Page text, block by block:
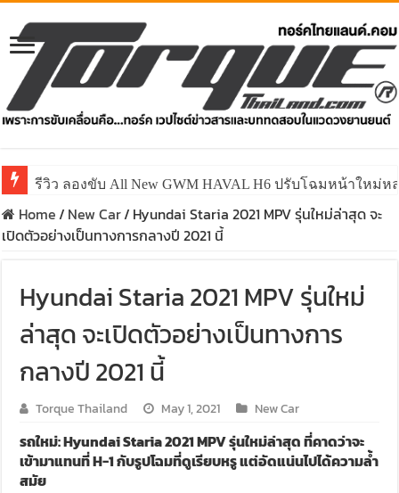
รีวิว ลองขับ All New GWM HAVAL H6 ปรับโฉมหน้าใหม่
Home/ New Car/ Hyundai Staria 2021 MPV รุ่นใหม่ล่าสุด จะ
เปิดตัวอย่างเป็นทางการกลางปี 2021 นี้
Hyundai Staria 2021 MPV รุ่นใหม่
ล่าสุด จะเปิดตัวอย่างเป็นทางการ
กลางปี 2021 นี้
Torque Thailand May 1, 2021 New Car
รถใหม่: Hyundai Staria 2021 MPV รุ่นใหม่ล่าสุด ที่คาดว่าจะ
เข้ามาแทนที่ H-1 กับรูปโฉมที่ดูเรียบหรู แต่อัดแน่นไปได้ความล้ำ
สมัย